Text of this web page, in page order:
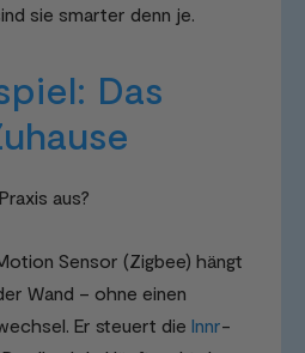
sie smarter denn je.
Das
aus?
Sensor (Zigbee) hängt
Wand – ohne einen
Er steuert die Innr-